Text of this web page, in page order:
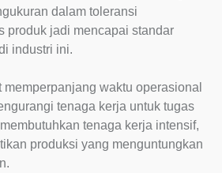
dalam toleransi
produk jadi mencapai standar
industri ini.
memperpanjang waktu operasional
tenaga kerja untuk tugas
tenaga kerja intensif,
produksi yang menguntungkan